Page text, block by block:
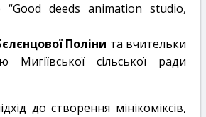
“Good deeds animation studio,
Поліни та вчительки
Мигіївської сільської ради
до створення мінікоміксів,